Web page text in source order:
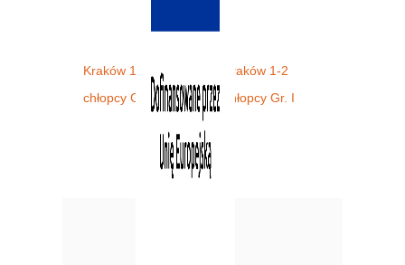
Kraków 1-2
chłopcy Gr. I
Kraków 1-2
chłopcy Gr. I